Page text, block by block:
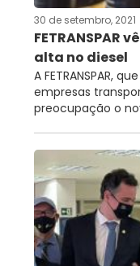
30 de setembro, 2021
FETRANSPAR
alta no diesel
A FETRANSPAR,
empresas
preocupação o